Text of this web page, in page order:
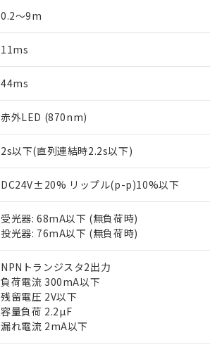
0.2～9m
11ms
44ms
赤外LED (870nm)
2s以下(直列連結時2.2s以下)
DC24V±20% リップル(p-p)10%以下
受光器: 68mA以下 (無負荷時)
投光器: 76mA以下 (無負荷時)
NPNトランジスタ2出力
負荷電流 300mA以下
残留電圧 2V以下
容量負荷 2.2µF
漏れ電流 2mA以下